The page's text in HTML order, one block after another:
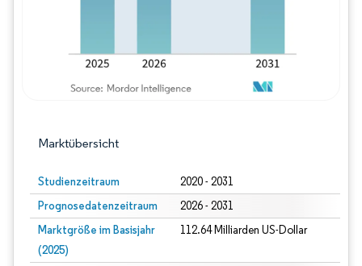
Marktübersicht
Studienzeitraum 2020 - 2031
Prognosedatenzeitraum 2026 - 2031
Marktgröße im Basisjahr
(2025)
112.64 Milliarden US-Dollar